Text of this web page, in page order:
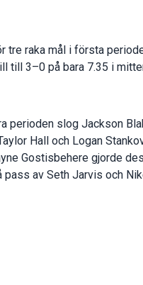
tre raka mål i första
till 3–0 på bara 7.35 i
perioden slog Jackson
Hall och Logan
Gostisbehere gjorde
pass av Seth Jarvis och